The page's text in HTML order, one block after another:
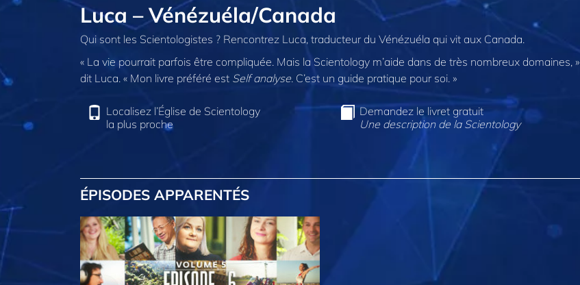
Luca – Vénézuéla/Canada
Qui sont les Scientologistes ? Rencontrez Luca, traducteur du Vénézuéla qui vit aux Canada.
« La vie pourrait parfois être compliquée. Mais la Scientology m’aide dans de très nombreux domaines, »
dit Luca. « Mon livre préféré est Self analyse. C’est un guide pratique pour soi. »
Localisez l’Église de Scientology
la plus proche
Demandez le livret gratuit
Une description de la Scientology
ÉPISODES APPARENTÉS